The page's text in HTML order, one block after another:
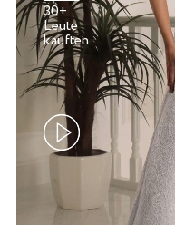
30+
Leute